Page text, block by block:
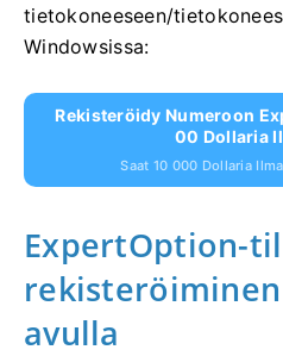
tietokoneeseen/
Windowsissa:
Rekisteröidy Numeroon
00 Dollaria
Saat 10 000 Dollaria
ExpertOption-
avulla